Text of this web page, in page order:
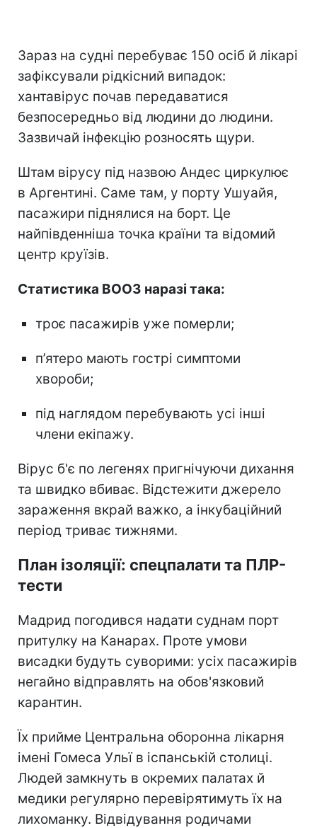
Зараз на судні перебуває 150 осіб й лікарі
зафіксували рідкісний випадок:
хантавірус почав передаватися
безпосередньо від людини до людини.
Зазвичай інфекцію розносять щури.
Штам вірусу під назвою Андес циркулює
в Аргентині. Саме там, у порту Ушуайя,
пасажири піднялися на борт. Це
найпівденніша точка країни та відомий
центр круїзів.
Статистика ВООЗ наразі така:
троє пасажирів уже померли;
п’ятеро мають гострі симптоми
хвороби;
під наглядом перебувають усі інші
члени екіпажу.
Вірус б'є по легенях пригнічуючи дихання
та швидко вбиває. Відстежити джерело
зараження вкрай важко, а інкубаційний
період триває тижнями.
План ізоляції: спецпалати та ПЛР-
тести
Мадрид погодився надати суднам порт
притулку на Канарах. Проте умови
висадки будуть суворими: усіх пасажирів
негайно відправлять на обов'язковий
карантин.
Їх прийме Центральна оборонна лікарня
імені Гомеса Ульї в іспанській столиці.
Людей замкнуть в окремих палатах й
медики регулярно перевірятимуть їх на
лихоманку. Відвідування родичами